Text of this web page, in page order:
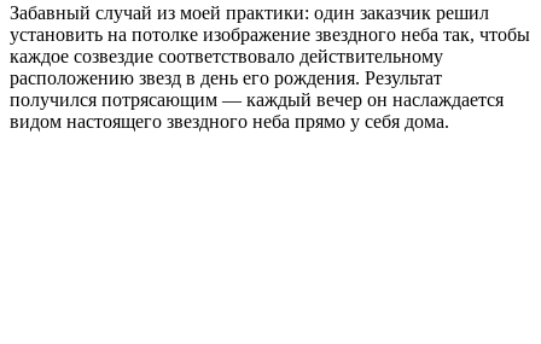
Забавный случай из моей практики: один заказчик решил
установить на потолке изображение звездного неба так, чтобы
каждое созвездие соответствовало действительному
расположению звезд в день его рождения. Результат
получился потрясающим — каждый вечер он наслаждается
видом настоящего звездного неба прямо у себя дома.